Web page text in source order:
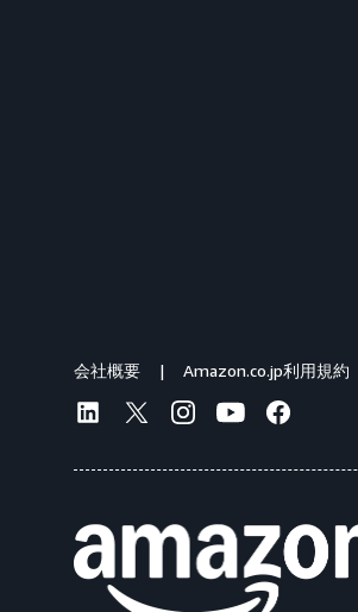
会社概要 Amazon.co.jp利用規約